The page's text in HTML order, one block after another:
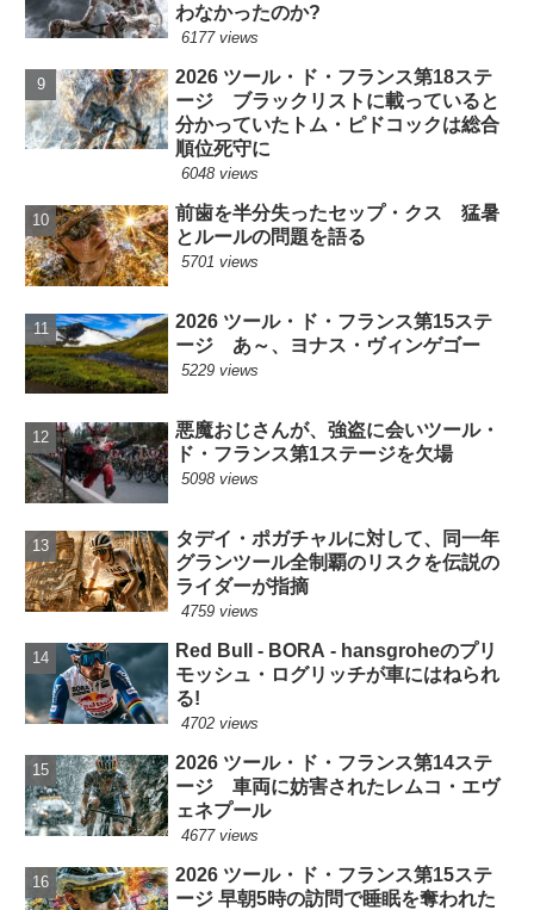
わなかったのか?
6177 views
2026 ツール・ド・フランス第18ステ
ージ ブラックリストに載っていると
分かっていたトム・ピドコックは総合
順位死守に
6048 views
前歯を半分失ったセップ・クス 猛暑
とルールの問題を語る
5701 views
2026 ツール・ド・フランス第15ステ
ージ あ～、ヨナス・ヴィンゲゴー
5229 views
悪魔おじさんが、強盗に会いツール・
ド・フランス第1ステージを欠場
5098 views
タデイ・ポガチャルに対して、同一年
グランツール全制覇のリスクを伝説の
ライダーが指摘
4759 views
Red Bull - BORA - hansgroheのプリ
モッシュ・ログリッチが車にはねられ
る!
4702 views
2026 ツール・ド・フランス第14ステ
ージ 車両に妨害されたレムコ・エヴ
ェネプール
4677 views
2026 ツール・ド・フランス第15ステ
ージ 早朝5時の訪問で睡眠を奪われた